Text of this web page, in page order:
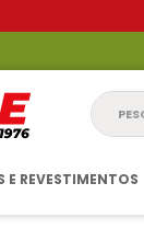
E REVESTIMENTOS